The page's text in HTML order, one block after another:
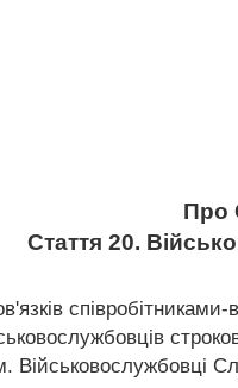
Про
Стаття 20.
Військовослужбовці